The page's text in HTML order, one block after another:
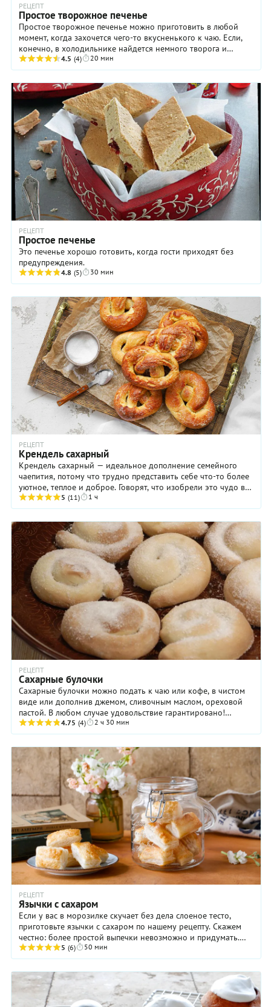
РЕЦЕПТ
Простое творожное печенье
Простое творожное печенье можно приготовить в любой
момент, когда захочется чего-то вкусненького к чаю. Если,
конечно, в холодильнике найдется немного творога и
сливочного масла. Ну а запас муки и ...
4.5 (4) 20 мин
РЕЦЕПТ
Простое печенье
Это печенье хорошо готовить, когда гости приходят без
предупреждения.
4.8 (5) 30 мин
РЕЦЕПТ
Крендель сахарный
Крендель сахарный — идеальное дополнение семейного
чаепития, потому что трудно представить себе что-то более
уютное, теплое и доброе. Говорят, что изобрели это чудо в
Германии, где знают толк в ...
5 (11) 1 ч
РЕЦЕПТ
Сахарные булочки
Сахарные булочки можно подать к чаю или кофе, в чистом
виде или дополнив джемом, сливочным маслом, ореховой
пастой. В любом случае удовольствие гарантировано!
Готовятся сахарные булочки очень просто и ...
4.75 (4) 2 ч 30 мин
РЕЦЕПТ
Язычки с сахаром
Если у вас в морозилке скучает без дела слоеное тесто,
приготовьте язычки с сахаром по нашему рецепту. Скажем
честно: более простой выпечки невозможно и придумать.
Конечно, если вы вдруг решите ...
5 (6) 50 мин